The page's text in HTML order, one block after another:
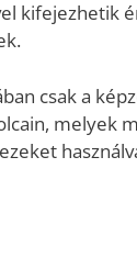
kifejezhetik
csak a
melyek